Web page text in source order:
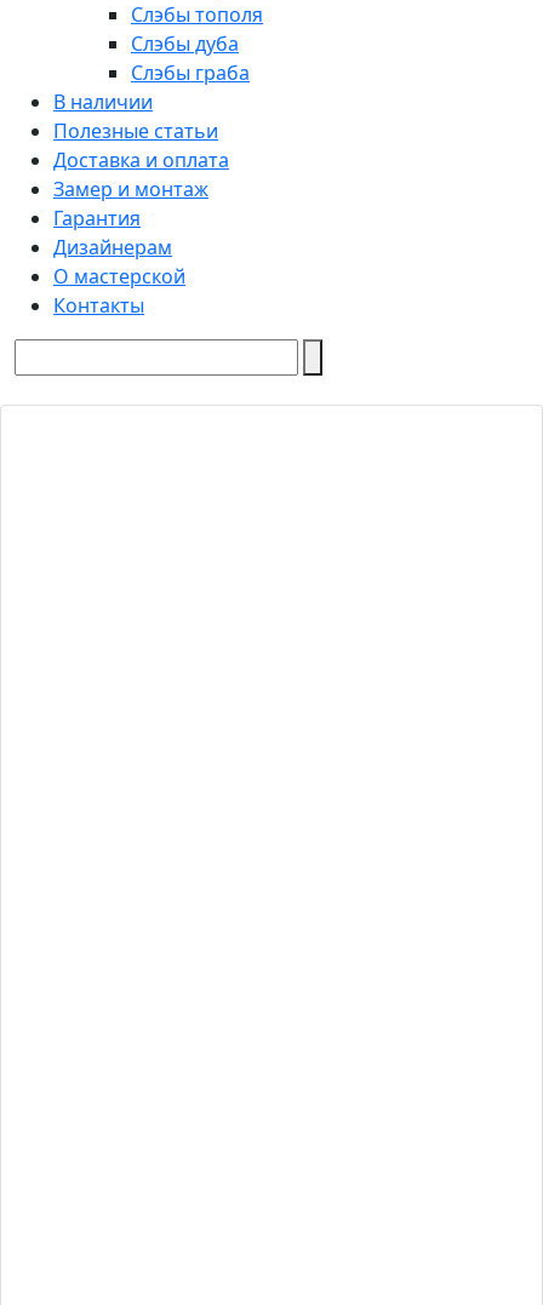
Слэбы тополя
Слэбы дуба
Слэбы граба
В наличии
Полезные статьи
Доставка и оплата
Замер и монтаж
Гарантия
Дизайнерам
О мастерской
Контакты